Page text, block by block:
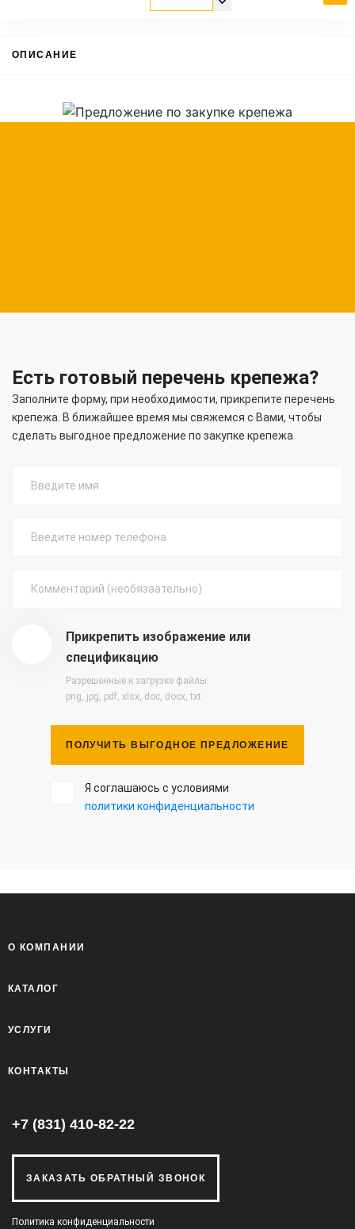
ОПИСАНИЕ
Есть готовый перечень крепежа?
Заполните форму, при необходимости, прикрепите перечень
крепежа. В ближайшее время мы свяжемся с Вами, чтобы
сделать выгодное предложение по закупке крепежа
Прикрепить изображение или
спецификацию
Разрешенные к загрузке файлы:
png, jpg, pdf, xlsx, doc, docx, txt
ПОЛУЧИТЬ ВЫГОДНОЕ ПРЕДЛОЖЕНИЕ
Я соглашаюсь с условиями
политики конфиденциальности
О КОМПАНИИ
КАТАЛОГ
УСЛУГИ
КОНТАКТЫ
+7 (831) 410-82-22
ЗАКАЗАТЬ ОБРАТНЫЙ ЗВОНОК
Политика конфиденциальности